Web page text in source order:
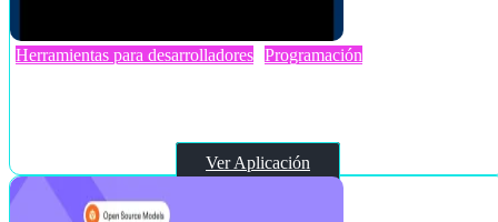
Herramientas para desarrolladores Programación
Ver Aplicación